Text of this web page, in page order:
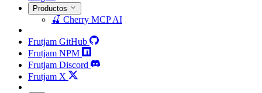
Productos
🍒 Cherry MCPAI
Frutjam GitHub
Frutjam NPM
Frutjam Discord
Frutjam X